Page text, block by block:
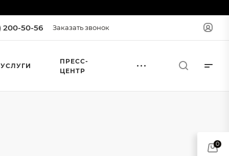
200-50-56 Заказать звонок
УСЛУГИ
ПРЕСС-
ЦЕНТР
0